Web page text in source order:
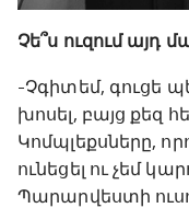
Չե՞ս ուզում այդ
-Չգիտեմ, գուցե
խոսել, բայց քեզ
Կոմպլեքսները,
ունեցել ու չեմ
Պարարվեստի